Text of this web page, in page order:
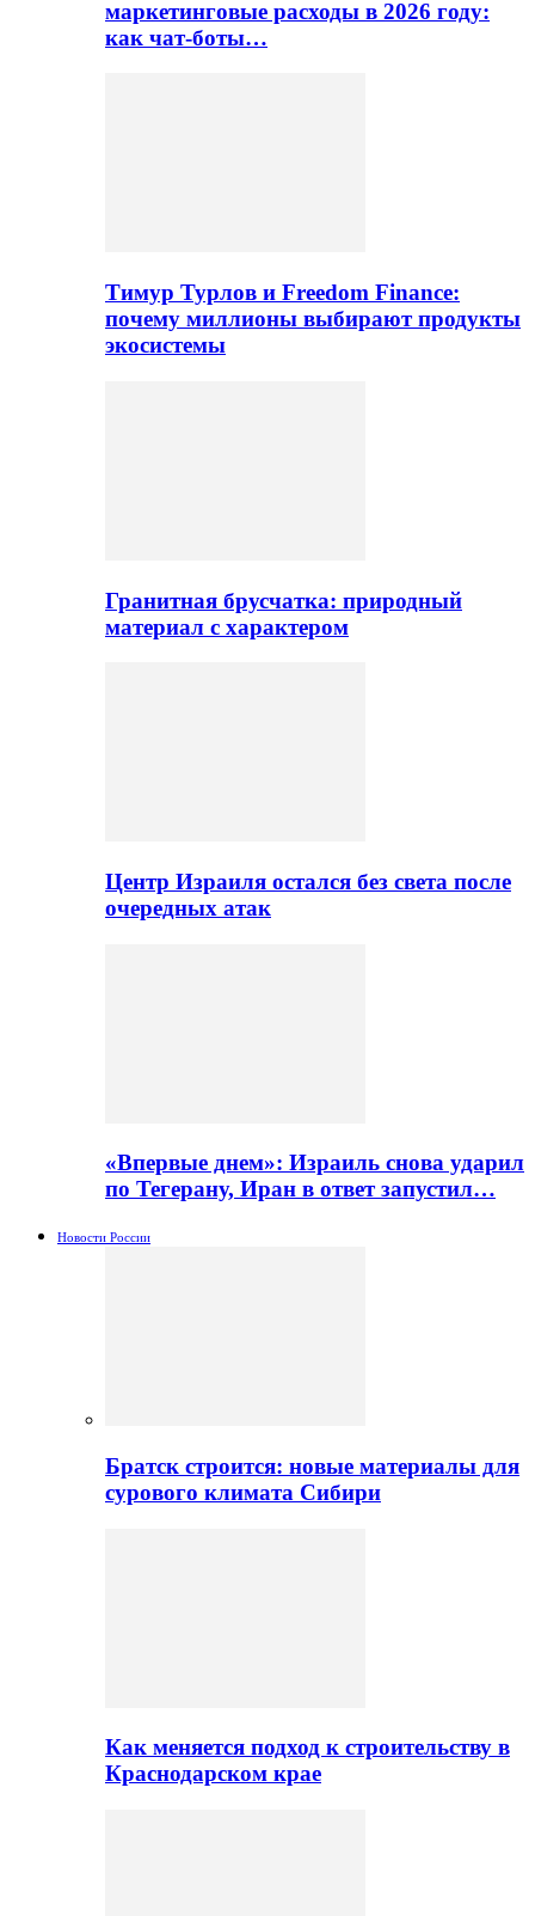
маркетинговые расходы в 2026 году:
как чат-боты…
Тимур Турлов и Freedom Finance:
почему миллионы выбирают продукты
экосистемы
Гранитная брусчатка: природный
материал с характером
Центр Израиля остался без света после
очередных атак
«Впервые днем»: Израиль снова ударил
по Тегерану, Иран в ответ запустил…
Новости России
Братск строится: новые материалы для
сурового климата Сибири
Как меняется подход к строительству в
Краснодарском крае